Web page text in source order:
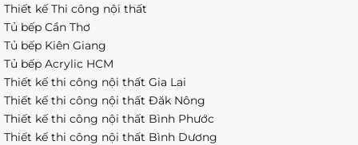
Thiết kế Thi công nội thất
Tủ bếp Cần Thơ
Tủ bếp Kiên Giang
Tủ bếp Acrylic HCM
Thiết kế thi công nội thất Gia Lai
Thiết kế thi công nội thất Đăk Nông
Thiết kế thi công nội thất Bình Phước
Thiết kế thi công nội thất Bình Dương